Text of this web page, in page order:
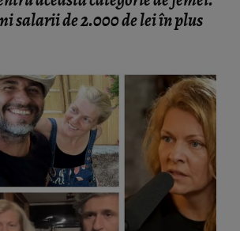
salarii de 2.000 de lei în plus